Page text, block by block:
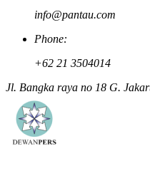
info@pantau.com
Phone:
+62 21 3504014
Jl. Bangka raya no 18 G.